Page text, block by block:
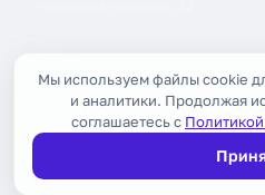
© 2026 OILX. Все
Мы используем файлы cookie
и аналитики. Продолжая
соглашаетесь с